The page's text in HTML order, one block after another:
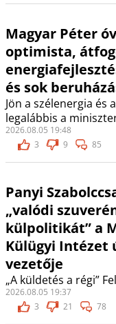
Magyar Péter
optimista,
és sok
Jön a szélenergia és
legalábbis a
2026.08.05 19:48
3
9 85
Panyi
„valódi
külpolitikát” a
Külügyi Intézet
vezetője
„A küldetés a régi”
2026.08.05 19:37
3
21 78